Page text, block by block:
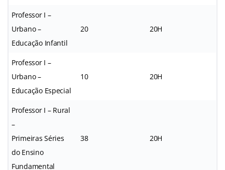
Professor I –
Urbano –
Educação Infantil
20 20H
Professor I –
Urbano –
Educação Especial
10 20H
Professor I – Rural
–
Primeiras Séries
do Ensino
Fundamental
38 20H